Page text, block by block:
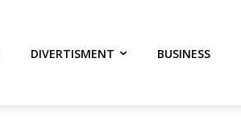
DIVERTISMENT BUSINESS